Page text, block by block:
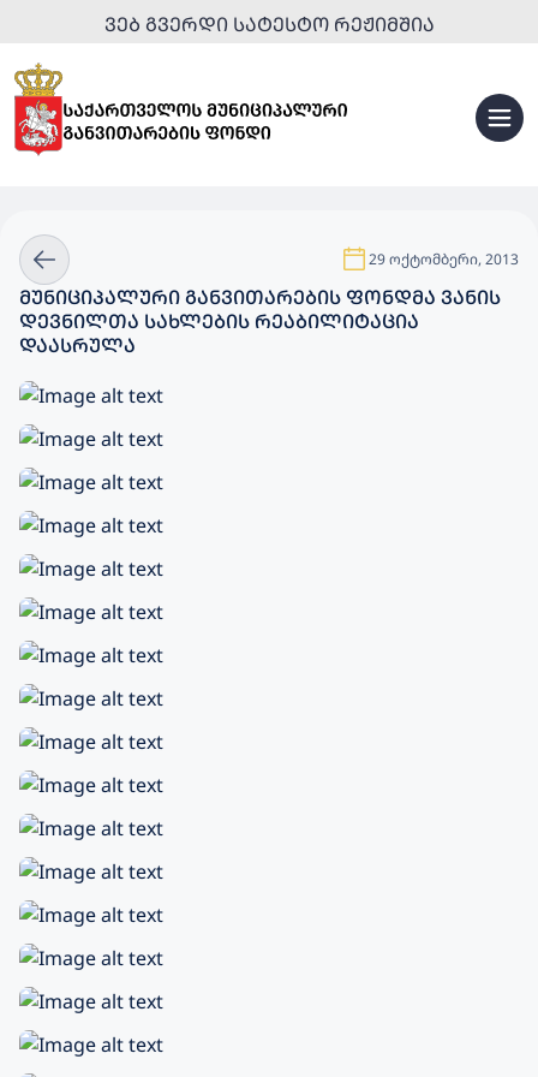
ᲕᲔᲑ ᲒᲕᲔᲠᲓᲘ ᲡᲐᲢᲔᲡᲢᲝ ᲠᲔᲟᲘᲛᲨᲘᲐ
29 ოქტომბერი, 2013
ᲛᲣᲜᲘᲪᲘᲞᲐᲚᲣᲠᲘ ᲒᲐᲜᲕᲘᲗᲐᲠᲔᲑᲘᲡ ᲤᲝᲜᲓᲛᲐ ᲕᲐᲜᲘᲡ
ᲓᲔᲕᲜᲘᲚᲗᲐ ᲡᲐᲮᲚᲔᲑᲘᲡ ᲠᲔᲐᲑᲘᲚᲘᲢᲐᲪᲘᲐ
ᲓᲐᲐᲡᲠᲣᲚᲐ